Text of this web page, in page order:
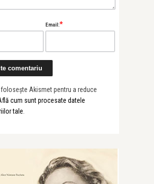
Email:*
Akismet pentru a reduce
cum sunt procesate datele
tale